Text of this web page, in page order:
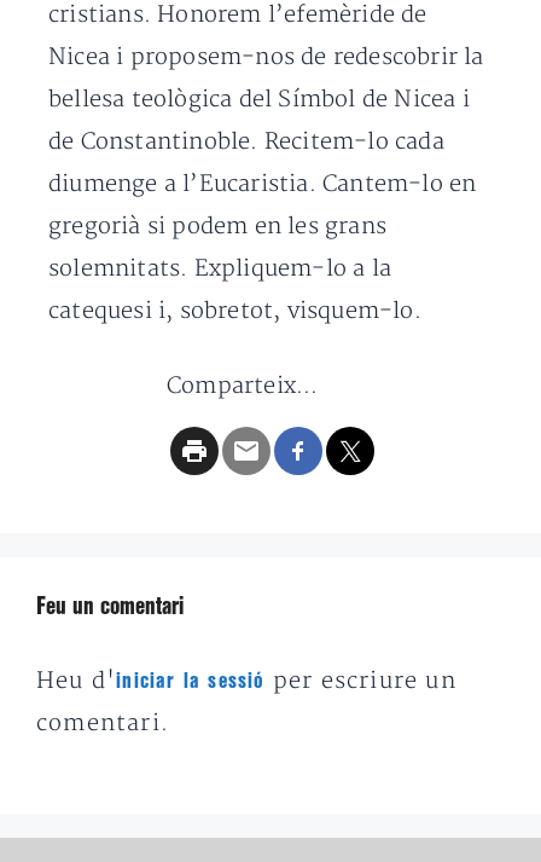
cristians. Honorem l’efemèride de
Nicea i proposem-nos de redescobrir la
bellesa teològica del Símbol de Nicea i
de Constantinoble. Recitem-lo cada
diumenge a l’Eucaristia. Cantem-lo en
gregorià si podem en les grans
solemnitats. Expliquem-lo a la
catequesi i, sobretot, visquem-lo.
Comparteix...
Feu un comentari
Heu d'iniciar la sessió
per escriure un
comentari.